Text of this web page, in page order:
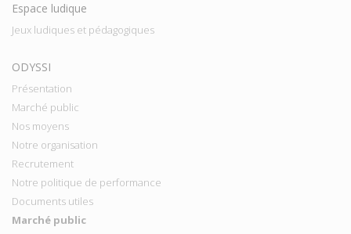
Espace ludique
Jeux ludiques et pédagogiques
ODYSSI
Présentation
Marché public
Nos moyens
Notre organisation
Recrutement
Notre politique de performance
Documents utiles
Marché public